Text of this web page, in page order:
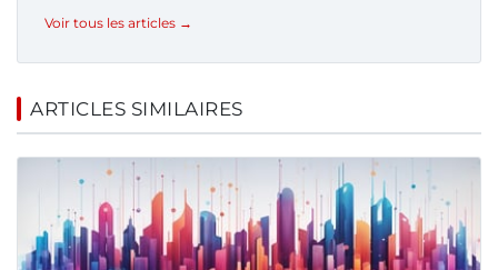
Voir tous les articles →
ARTICLES SIMILAIRES